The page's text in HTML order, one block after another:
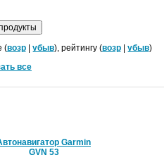
(возр| убыв), рейтингу (возр| убыв)
все